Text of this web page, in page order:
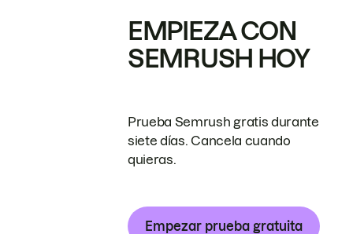
EMPIEZA CON
SEMRUSH HOY
Prueba Semrush gratis durante
siete días. Cancela cuando
quieras.
Empezar prueba gratuita